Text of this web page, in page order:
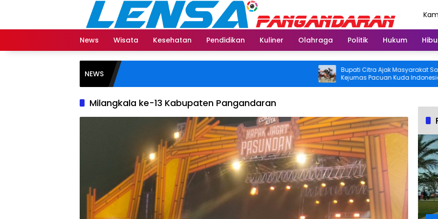
News
Wisata Kesehatan Pendidikan Kuliner Olahraga Politik Hukum
NEWS
Bupati Citra Ajak Masyarakat Saksikan
Kejurnas Pacuan Kuda Indonesia Derby
2026 di Legokjawa
Milangkala ke-13 Kabupaten Pangandaran